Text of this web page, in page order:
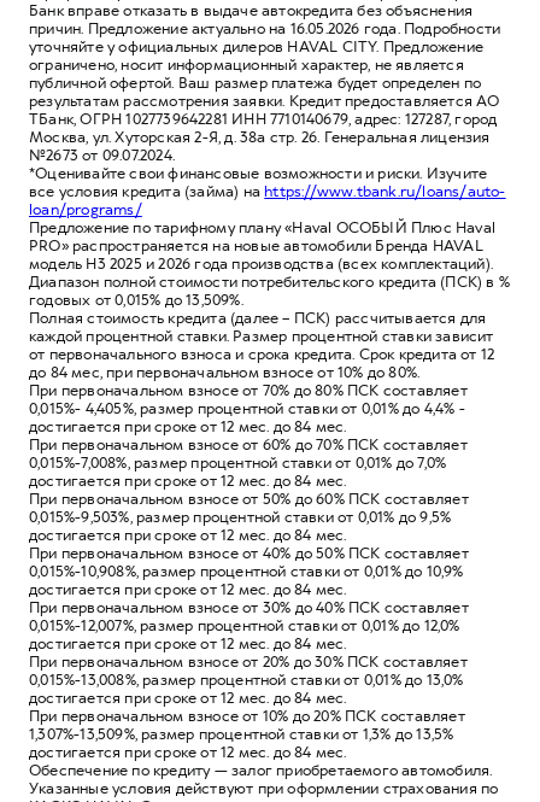
Банк вправе отказать в выдаче автокредита без объяснения
причин. Предложение актуально на 16.05.2026 года. Подробности
уточняйте у официальных дилеров HAVAL CITY. Предложение
ограничено, носит информационный характер, не является
публичной офертой. Ваш размер платежа будет определен по
результатам рассмотрения заявки. Кредит предоставляется АО
ТБанк, ОГРН 1027739642281 ИНН 7710140679, адрес: 127287, город
Москва, ул. Хуторская 2-Я, д. 38а стр. 26. Генеральная лицензия
№2673 от 09.07.2024.
*Оценивайте свои финансовые возможности и риски. Изучите
все условия кредита (займа) наhttps://www.tbank.ru/loans/auto-
loan/programs/
Предложение по тарифному плану «Haval ОСОБЫЙ Плюс Haval
PRO» распространяется на новые автомобили Бренда HAVAL
модель H3 2025 и 2026 года производства (всех комплектаций).
Диапазон полной стоимости потребительского кредита (ПСК) в %
годовых от 0,015% до 13,509%.
Полная стоимость кредита (далее – ПСК) рассчитывается для
каждой процентной ставки. Размер процентной ставки зависит
от первоначального взноса и срока кредита. Срок кредита от 12
до 84 мес, при первоначальном взносе от 10% до 80%.
При первоначальном взносе от 70% до 80% ПСК составляет
0,015%- 4,405%, размер процентной ставки от 0,01% до 4,4% -
достигается при сроке от 12 мес. до 84 мес.
При первоначальном взносе от 60% до 70% ПСК составляет
0,015%-7,008%, размер процентной ставки от 0,01% до 7,0%
достигается при сроке от 12 мес. до 84 мес.
При первоначальном взносе от 50% до 60% ПСК составляет
0,015%-9,503%, размер процентной ставки от 0,01% до 9,5%
достигается при сроке от 12 мес. до 84 мес.
При первоначальном взносе от 40% до 50% ПСК составляет
0,015%-10,908%, размер процентной ставки от 0,01% до 10,9%
достигается при сроке от 12 мес. до 84 мес.
При первоначальном взносе от 30% до 40% ПСК составляет
0,015%-12,007%, размер процентной ставки от 0,01% до 12,0%
достигается при сроке от 12 мес. до 84 мес.
При первоначальном взносе от 20% до 30% ПСК составляет
0,015%-13,008%, размер процентной ставки от 0,01% до 13,0%
достигается при сроке от 12 мес. до 84 мес.
При первоначальном взносе от 10% до 20% ПСК составляет
1,307%-13,509%, размер процентной ставки от 1,3% до 13,5%
достигается при сроке от 12 мес. до 84 мес.
Обеспечение по кредиту — залог приобретаемого автомобиля.
Указанные условия действуют при оформлении страхования по